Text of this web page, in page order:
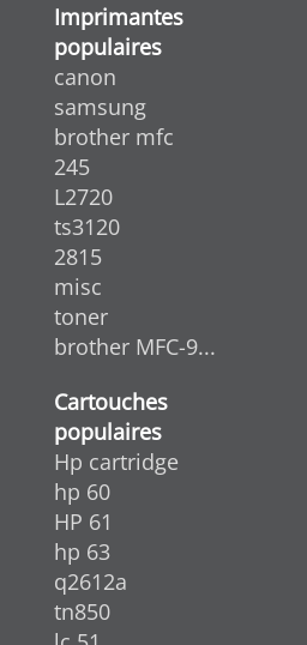
Imprimantes
populaires
canon
samsung
brother mfc
245
L2720
ts3120
2815
misc
toner
brother MFC-9...
Cartouches
populaires
Hp cartridge
hp 60
HP 61
hp 63
q2612a
tn850